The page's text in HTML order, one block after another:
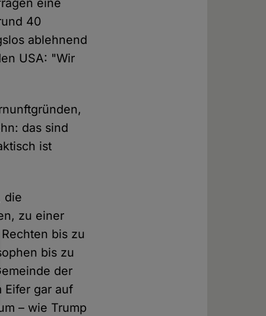
eine
40
ablehnend
USA: "Wir
das sind
ist
die
zu einer
bis zu
bis zu
der
Eifer gar auf
– wie Trump